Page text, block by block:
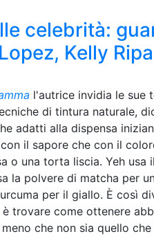
celebrità:
Kelly
l'autrice invidia le sue
di tintura naturale,
adatti alla dispensa
il sapore che con il
o una torta liscia. Yeh usa
la polvere di matcha per
per il giallo. È così
trovare come ottenere
che non sia quello che